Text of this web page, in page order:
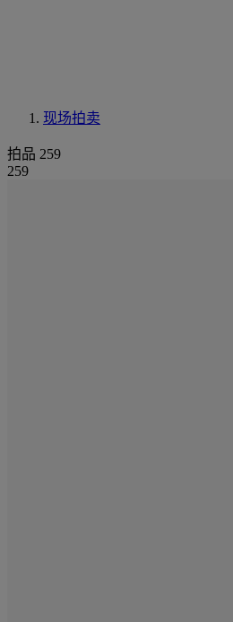
现场拍卖
拍品 259
259